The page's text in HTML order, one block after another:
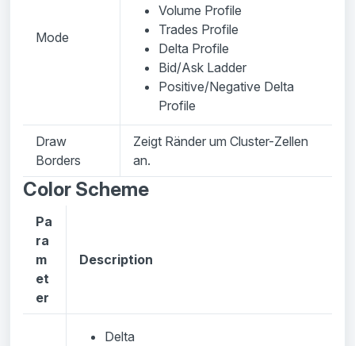
Mode
Volume Profile
Trades Profile
Delta Profile
Bid/Ask Ladder
Positive/Negative Delta
Profile
Draw
Borders
Zeigt Ränder um Cluster-Zellen
an.
Color Scheme
Pa
ra
m
et
er
Description
Delta